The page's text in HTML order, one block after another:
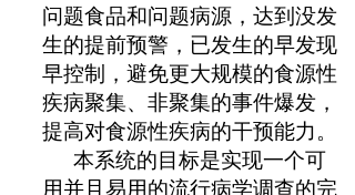
问题食品和问题病源，达到没发
生的提前预警，已发生的早发现
早控制，避免更大规模的食源性
疾病聚集、非聚集的事件爆发，
提高对食源性疾病的干预能力。
本系统的目标是实现一个可
用并且易用的流行病学调查的完